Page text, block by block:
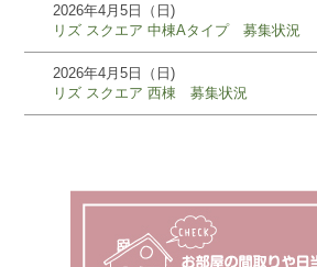
2026年4月5日（日)
リズ スクエア 中棟Aタイプ 募集状況
2026年4月5日（日)
リズ スクエア 西棟 募集状況